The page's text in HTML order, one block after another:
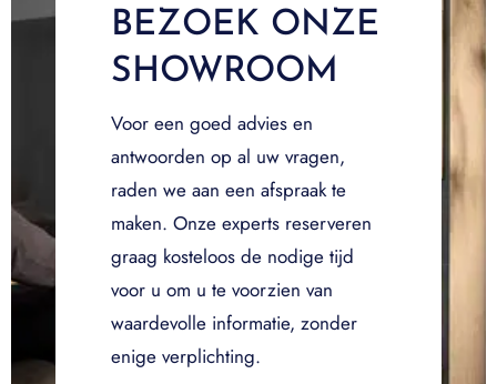
BEZOEK ONZE
SHOWROOM
Voor een goed advies en
antwoorden op al uw vragen,
raden we aan een afspraak te
maken. Onze experts reserveren
graag kosteloos de nodige tijd
voor u om u te voorzien van
waardevolle informatie, zonder
enige verplichting.